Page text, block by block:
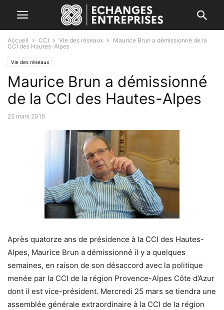
Accueil CCI Vie des réseaux
Maurice Brun a démissionné de la
CCI des Hautes-Alpes
Vie des réseaux
Maurice Brun a démissionné
de la CCI des Hautes-Alpes
22 mars 2015
Après quatorze ans de présidence à la CCI des Hautes-
Alpes, Maurice Brun a démissionné il y a quelques
semaines, en raison de son désaccord avec la politique
menée par la CCI de la région Provence-Alpes Côte d’Azur
dont il est vice-président. Mercredi 25 mars se tiendra une
assemblée générale extraordinaire à la CCI de la région